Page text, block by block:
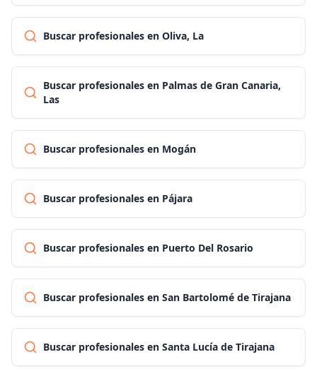
Buscar profesionales en Oliva, La
Buscar profesionales en Palmas de Gran Canaria,
Las
Buscar profesionales en Mogán
Buscar profesionales en Pájara
Buscar profesionales en Puerto Del Rosario
Buscar profesionales en San Bartolomé de Tirajana
Buscar profesionales en Santa Lucía de Tirajana